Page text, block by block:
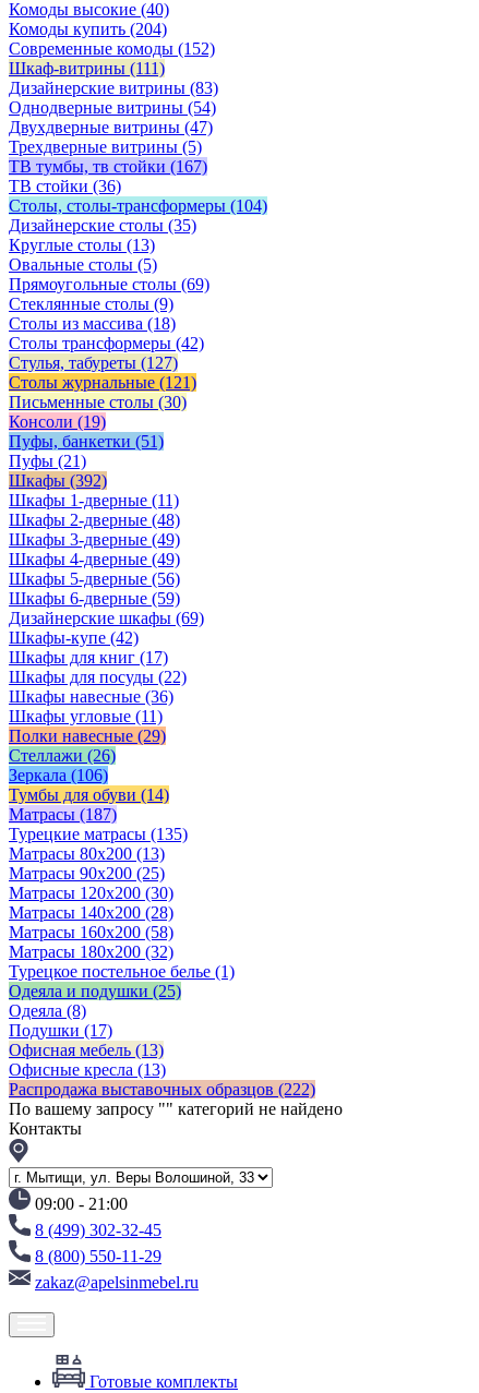
Комоды высокие (40)
Комоды купить (204)
Современные комоды (152)
Шкаф-витрины (111)
Дизайнерские витрины (83)
Однодверные витрины (54)
Двухдверные витрины (47)
Трехдверные витрины (5)
ТВ тумбы, тв стойки (167)
ТВ стойки (36)
Столы, столы-трансформеры (104)
Дизайнерские столы (35)
Круглые столы (13)
Овальные столы (5)
Прямоугольные столы (69)
Стеклянные столы (9)
Столы из массива (18)
Столы трансформеры (42)
Стулья, табуреты (127)
Столы журнальные (121)
Письменные столы (30)
Консоли (19)
Пуфы, банкетки (51)
Пуфы (21)
Шкафы (392)
Шкафы 1-дверные (11)
Шкафы 2-дверные (48)
Шкафы 3-дверные (49)
Шкафы 4-дверные (49)
Шкафы 5-дверные (56)
Шкафы 6-дверные (59)
Дизайнерские шкафы (69)
Шкафы-купе (42)
Шкафы для книг (17)
Шкафы для посуды (22)
Шкафы навесные (36)
Шкафы угловые (11)
Полки навесные (29)
Стеллажи (26)
Зеркала (106)
Тумбы для обуви (14)
Матрасы (187)
Турецкие матрасы (135)
Матрасы 80x200 (13)
Матрасы 90х200 (25)
Матрасы 120х200 (30)
Матрасы 140х200 (28)
Матрасы 160х200 (58)
Матрасы 180х200 (32)
Турецкое постельное белье (1)
Одеяла и подушки (25)
Одеяла (8)
Подушки (17)
Офисная мебель (13)
Офисные кресла (13)
Распродажа выставочных образцов (222)
По вашему запросу "" категорий не найдено
Контакты
09:00 - 21:00
8 (499) 302-32-45
8 (800) 550-11-29
zakaz@apelsinmebel.ru
Готовые комплекты